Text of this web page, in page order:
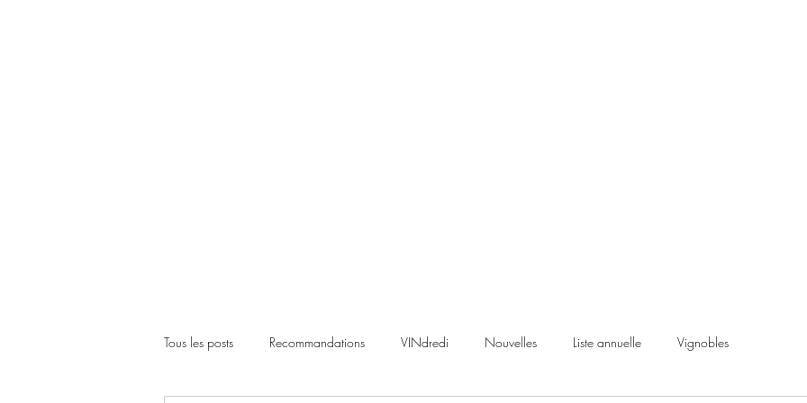
Tous les posts Recommandations VINdredi Nouvelles Liste annuelle Vignobles